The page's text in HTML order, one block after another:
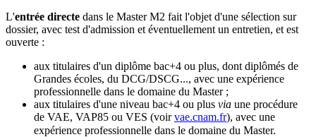
L'entrée directe dans le Master M2 fait l'objet d'une sélection sur
dossier, avec test d'admission et éventuellement un entretien, et est
ouverte :
aux titulaires d'un diplôme bac+4 ou plus, dont diplômés de
Grandes écoles, du DCG/DSCG..., avec une expérience
professionnelle dans le domaine du Master ;
aux titulaires d'une niveau bac+4 ou plus via une procédure
de VAE, VAP85 ou VES (voirvae.cnam.fr), avec une
expérience professionnelle dans le domaine du Master.